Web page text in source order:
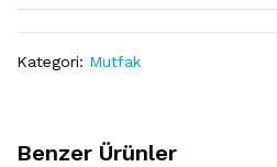
Kategori: Mutfak
Benzer Ürünler